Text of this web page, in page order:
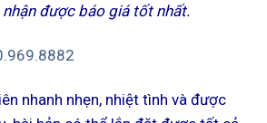
được báo giá tốt nhất.
nhanh nhẹn, nhiệt tình và được